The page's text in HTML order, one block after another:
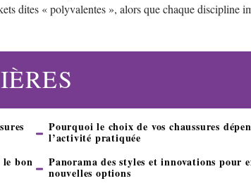
dites « polyvalentes », alors que chaque discipline
Pourquoi le choix de vos chaussures
l’activité pratiquée
bon
Panorama des styles et innovations pour
nouvelles options